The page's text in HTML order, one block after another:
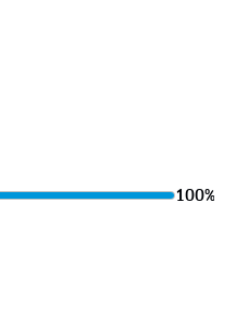
100%